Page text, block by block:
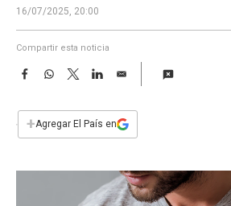
16/07/2025, 20:00
Compartir esta noticia
F
e
b
W
s
T
w
t
L
n
E
i
l
+Agregar El País en